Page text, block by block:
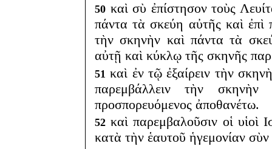
50 καὶ σὺ ἐπίστησον τοὺς
πάντα τὰ σκεύη αὐτῆς καὶ ἐπὶ
τὴν σκηνὴν καὶ πάντα τὰ
αὐτῇ καὶ κύκλῳ τῆς σκηνῆς
51 καὶ ἐν τῷ ἐξαίρειν τὴν
παρεμβάλλειν τὴν
προσπορευόμενος ἀποθανέτω.
52 καὶ παρεμβαλοῦσιν οἱ υἱοὶ
κατὰ τὴν ἑαυτοῦ ἡγεμονίαν σὺν